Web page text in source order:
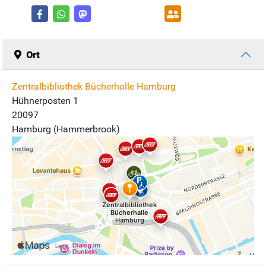
Ort
Zentralbibliothek Bücherhalle Hamburg
Hühnerposten 1
20097
Hamburg (Hammerbrook)